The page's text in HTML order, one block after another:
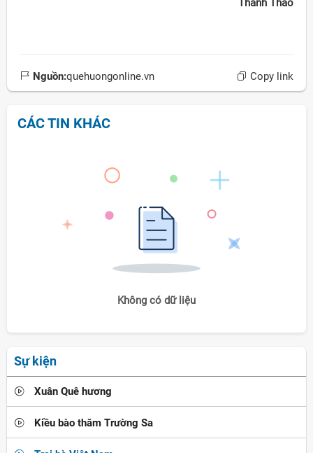
Thanh Thảo
Nguồn:quehuongonline.vn Copy link
CÁC TIN KHÁC
Không có dữ liệu
Sự kiện
Xuân Quê hương
Kiều bào thăm Trường Sa